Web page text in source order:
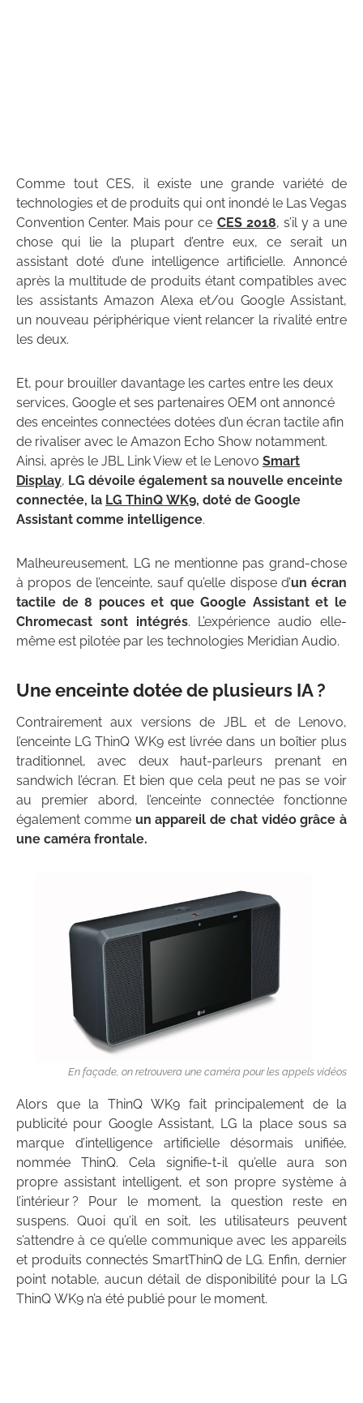
Comme tout CES, il existe une grande variété de
technologies et de produits qui ont inondé le Las Vegas
Convention Center. Mais pour ce CES 2018, s’il y a une
chose qui lie la plupart d’entre eux, ce serait un
assistant doté d’une intelligence artificielle. Annoncé
après la multitude de produits étant compatibles avec
les assistants Amazon Alexa et/ou Google Assistant,
un nouveau périphérique vient relancer la rivalité entre
les deux.
Et, pour brouiller davantage les cartes entre les deux
services, Google et ses partenaires OEM ont annoncé
des enceintes connectées dotées d’un écran tactile afin
de rivaliser avec le Amazon Echo Show notamment.
Ainsi, après le JBL Link View et le Lenovo Smart
Display, LG dévoile également sa nouvelle enceinte
connectée, la LG ThinQ WK9, doté de Google
Assistant comme intelligence.
Malheureusement, LG ne mentionne pas grand-chose
à propos de l’enceinte, sauf qu’elle dispose d’un écran
tactile de 8 pouces et que Google Assistant et le
Chromecast sont intégrés. L’expérience audio elle-
même est pilotée par les technologies Meridian Audio.
Une enceinte dotée de plusieurs IA ?
Contrairement aux versions de JBL et de Lenovo,
l’enceinte LG ThinQ WK9 est livrée dans un boîtier plus
traditionnel, avec deux haut-parleurs prenant en
sandwich l’écran. Et bien que cela peut ne pas se voir
au premier abord, l’enceinte connectée fonctionne
également commeun appareil de chat vidéo grâce à
une caméra frontale.
En façade, on retrouvera une caméra pour les appels vidéos
Alors que la ThinQ WK9 fait principalement de la
publicité pour Google Assistant, LG la place sous sa
marque d’intelligence artificielle désormais unifiée,
nommée ThinQ. Cela signifie-t-il qu’elle aura son
propre assistant intelligent, et son propre système à
l’intérieur ? Pour le moment, la question reste en
suspens. Quoi qu’il en soit, les utilisateurs peuvent
s’attendre à ce qu’elle communique avec les appareils
et produits connectés SmartThinQ de LG. Enfin, dernier
point notable, aucun détail de disponibilité pour la LG
ThinQ WK9 n’a été publié pour le moment.